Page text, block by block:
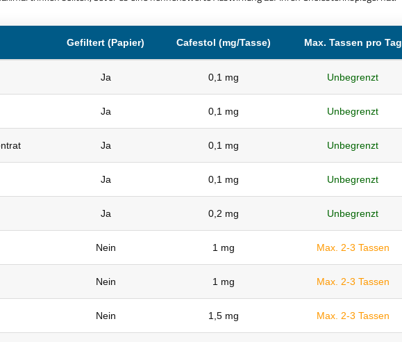
Gefiltert (Papier) Cafestol (mg/Tasse) Max. Tassen pro Tag
Ja 0,1 mg Unbegrenzt
Ja 0,1 mg Unbegrenzt
Ja 0,1 mg Unbegrenzt
Ja 0,1 mg Unbegrenzt
Ja 0,2 mg Unbegrenzt
Nein 1 mg Max. 2-3 Tassen
Nein 1 mg Max. 2-3 Tassen
Nein 1,5 mg Max. 2-3 Tassen